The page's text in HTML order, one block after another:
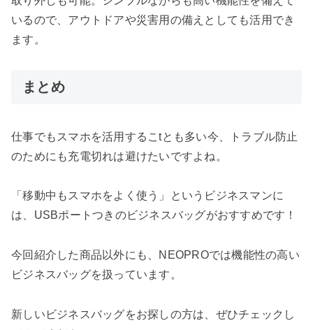
いるので、アウトドアや災害用の備えとしても活用でき
ます。
まとめ
仕事でもスマホを活用するこtとも多い今、トラブル防止
のためにも充電切れは避けたいですよね。
「移動中もスマホをよく使う」というビジネスマンに
は、USBポートつきのビジネスバッグがおすすめです！
今回紹介した商品以外にも、NEOPROでは機能性の高い
ビジネスバッグを扱っています。
新しいビジネスバッグをお探しの方は、ぜひチェックし